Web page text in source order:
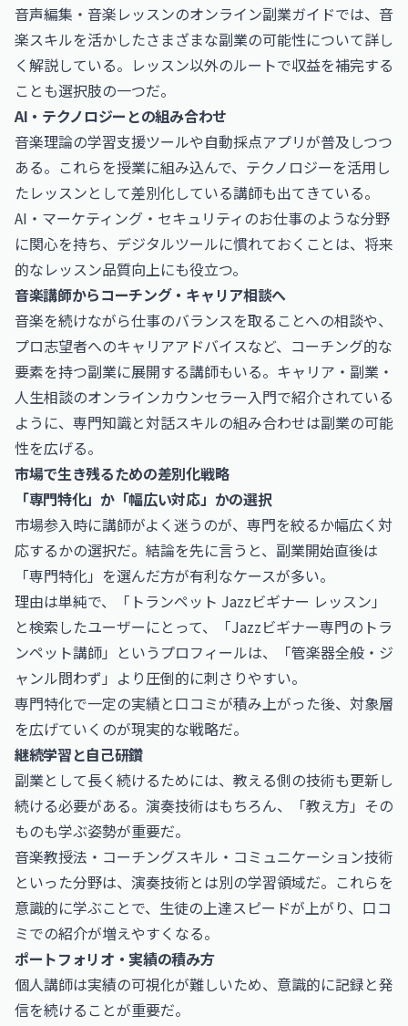
音声編集・音楽レッスンのオンライン副業ガイドでは、音
楽スキルを活かしたさまざまな副業の可能性について詳し
く解説している。レッスン以外のルートで収益を補完する
ことも選択肢の一つだ。
AI・テクノロジーとの組み合わせ
音楽理論の学習支援ツールや自動採点アプリが普及しつつ
ある。これらを授業に組み込んで、テクノロジーを活用し
たレッスンとして差別化している講師も出てきている。
AI・マーケティング・セキュリティのお仕事のような分野
に関心を持ち、デジタルツールに慣れておくことは、将来
的なレッスン品質向上にも役立つ。
音楽講師からコーチング・キャリア相談へ
音楽を続けながら仕事のバランスを取ることへの相談や、
プロ志望者へのキャリアアドバイスなど、コーチング的な
要素を持つ副業に展開する講師もいる。 キャリア・副業・
人生相談のオンラインカウンセラー入門で紹介されている
ように、専門知識と対話スキルの組み合わせは副業の可能
性を広げる。
市場で生き残るための差別化戦略
「専門特化」か「幅広い対応」かの選択
市場参入時に講師がよく迷うのが、専門を絞るか幅広く対
応するかの選択だ。結論を先に言うと、副業開始直後は
「専門特化」を選んだ方が有利なケースが多い。
理由は単純で、「トランペット Jazzビギナー レッスン」
と検索したユーザーにとって、「Jazzビギナー専門のトラ
ンペット講師」というプロフィールは、「管楽器全般・ジ
ャンル問わず」より圧倒的に刺さりやすい。
専門特化で一定の実績と口コミが積み上がった後、対象層
を広げていくのが現実的な戦略だ。
継続学習と自己研鑽
副業として長く続けるためには、教える側の技術も更新し
続ける必要がある。演奏技術はもちろん、「教え方」その
ものも学ぶ姿勢が重要だ。
音楽教授法・コーチングスキル・コミュニケーション技術
といった分野は、演奏技術とは別の学習領域だ。これらを
意識的に学ぶことで、生徒の上達スピードが上がり、口コ
ミでの紹介が増えやすくなる。
ポートフォリオ・実績の積み方
個人講師は実績の可視化が難しいため、意識的に記録と発
信を続けることが重要だ。